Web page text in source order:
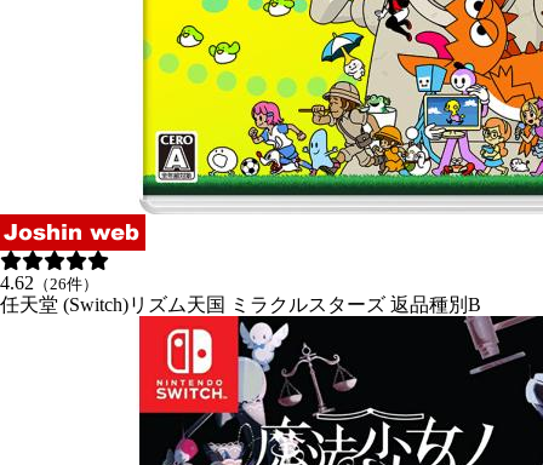
4.62 （26件）
任天堂 (Switch)リズム天国 ミラクルスターズ 返品種別B